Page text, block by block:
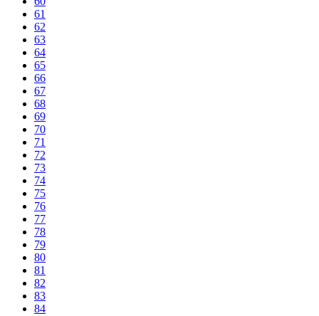
61
62
63
64
65
66
67
68
69
70
71
72
73
74
75
76
77
78
79
80
81
82
83
84